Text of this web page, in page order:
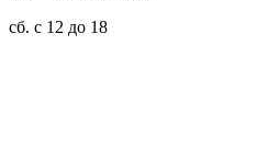
сб. с 12 до 18